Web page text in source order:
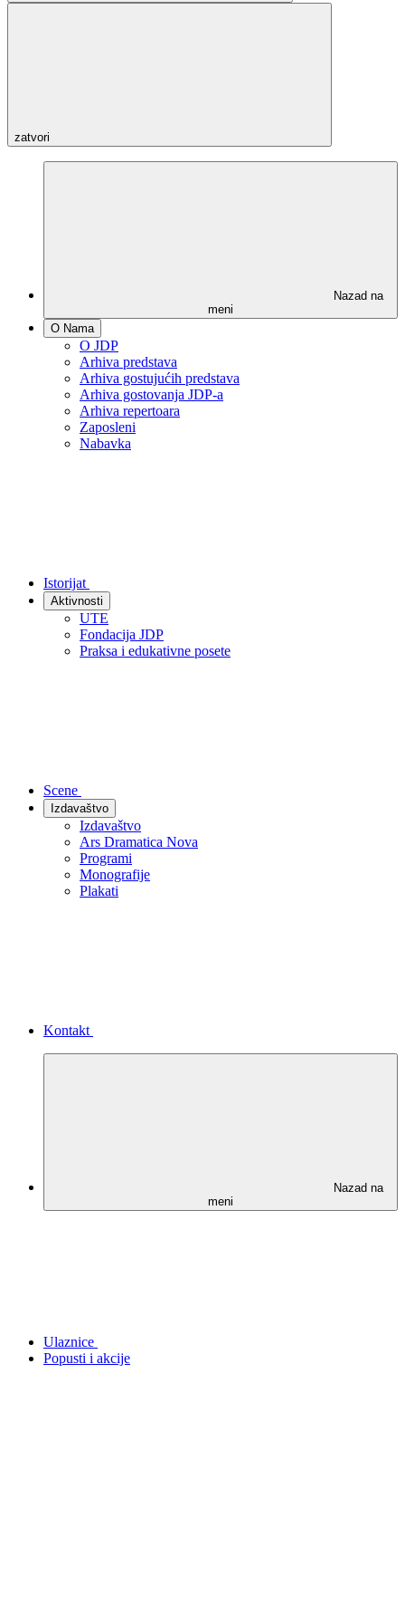
zatvori
Nazad na
meni
O Nama
O JDP
Arhiva predstava
Arhiva gostujućih predstava
Arhiva gostovanja JDP-a
Arhiva repertoara
Zaposleni
Nabavka
Istorijat
Aktivnosti
UTE
Fondacija JDP
Praksa i edukativne posete
Scene
Izdavaštvo
Izdavaštvo
Ars Dramatica Nova
Programi
Monografije
Plakati
Kontakt
Nazad na
meni
Ulaznice
Popusti i akcije